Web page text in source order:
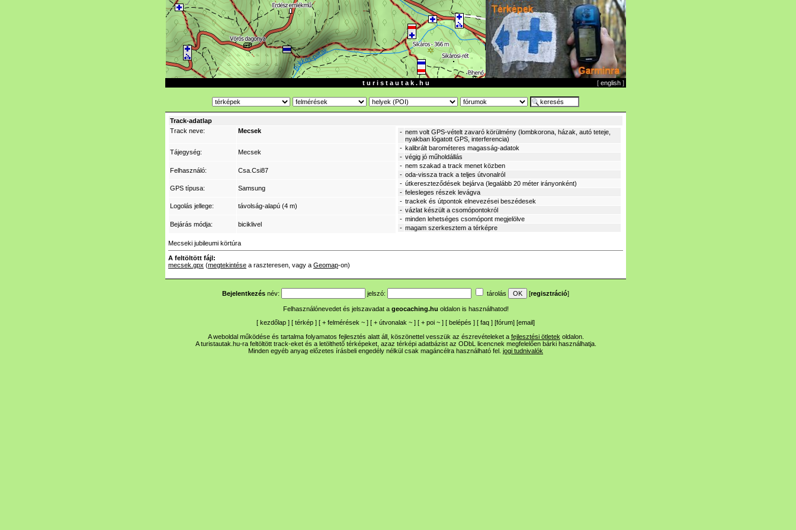
t u r i s t a u t a k . h u [ english ]
Track-adatlap
Track neve:
Mecsek - nem volt GPS-vételt zavaró körülmény (lombkorona, házak, autó teteje,
nyakban lógatott GPS, interferencia)
- kalibrált barométeres magasság-adatok
- végig jó műholdállás
- nem szakad a track menet közben
- oda-vissza track a teljes útvonalról
- útkereszteződések bejárva (legalább 20 méter irányonként)
- felesleges részek levágva
- trackek és útpontok elnevezései beszédesek
- vázlat készült a csomópontokról
- minden lehetséges csomópont megjelölve
- magam szerkesztem a térképre
Tájegység: Mecsek
Felhasználó: Csa.Csi87
GPS típusa: Samsung
Logolás jellege: távolság-alapú (4 m)
Bejárás módja: biciklivel
Mecseki jubileumi körtúra
A feltöltött fájl:
mecsek.gpx (megtekintése a raszteresen, vagy a Geomap-on)
Bejelentkezés név: jelszó: tárolás [regisztráció]
Felhasználónevedet és jelszavadat a geocaching.hu oldalon is használhatod!
[ kezdőlap ] [ térkép ] [ + felmérések ~ ] [ + útvonalak ~ ] [ + poi ~ ] [ belépés ] [ faq ] [fórum] [email]
A weboldal működése és tartalma folyamatos fejlesztés alatt áll, köszönettel vesszük az észrevételeket a fejlesztési ötletek oldalon.
A turistautak.hu-ra feltöltött track-eket és a letölthető térképeket, azaz térképi adatbázist az ODbL licencnek megfelelően bárki használhatja.
Minden egyéb anyag előzetes írásbeli engedély nélkül csak magáncélra használható fel. jogi tudnivalók